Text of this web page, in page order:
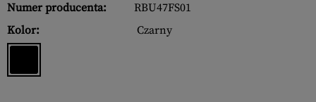
Numer producenta:
RBU47FS01
Kolor:
Czarny